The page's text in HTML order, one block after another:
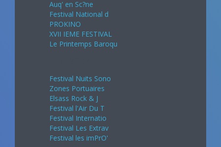
Auq' en Sc?ne
Festival National d
PROKINO
XVII IEME FESTIVAL
Le Printemps Baroqu
Festival Nuits Sono
Zones Portuaires
Elsass Rock & J
Festival l'Air Du T
Festival Internatio
Festival Les Extrav
Festival les imPrO'